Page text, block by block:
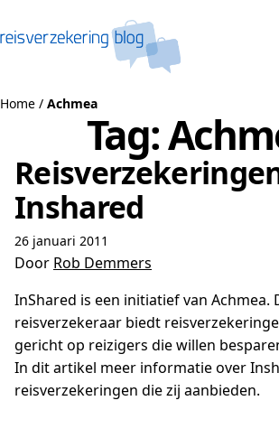
Home / Achmea
Tag:
Inshared
26 januari 2011
Door Rob Demmers
InShared is een initiatief van Achmea.
reisverzekeraar biedt
gericht op reizigers die willen
In dit artikel meer informatie over
reisverzekeringen die zij aanbieden.